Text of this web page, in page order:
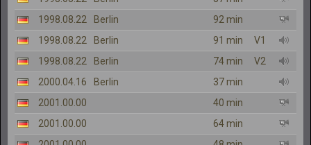
1998.08.22
Berlin
92 min
1998.08.22
Berlin 91 min
V1
1998.08.22
Berlin 74 min
V2
2000.04.16
Berlin
37 min
2001.00.00
40 min
2001.00.00
64 min